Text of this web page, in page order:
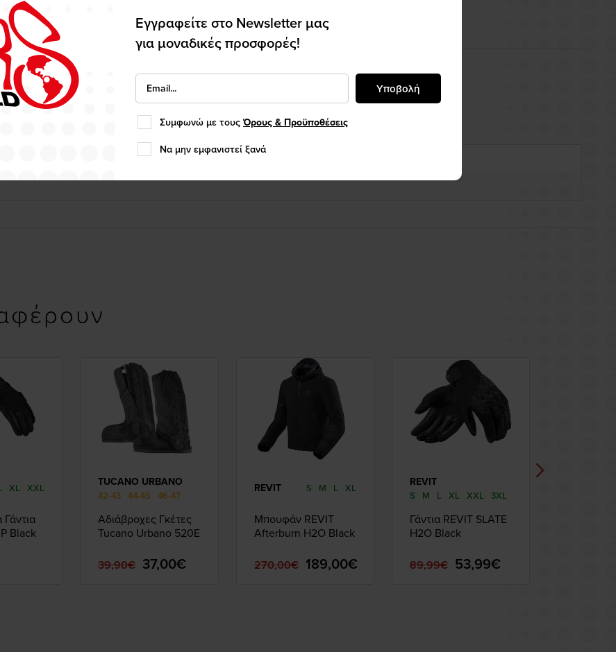
XL XXL
Γάντια
Black
TUCANO URBANO
42-43 44-45 46-47
Αδιάβροχες Γκέτες
Tucano Urbano 520E
39,90€ 37,00€
REVIT S M L XL
Μπουφάν REVIT
Afterburn H2O Black
270,00€ 189,00€
REVIT
S M L XL XXL 3XL
Γάντια REVIT SLATE
H2Ο Black
89,99€ 53,99€
Εγγραφείτε στο Newsletter μας
για μοναδικές προσφορές!
Υποβολή
Συμφωνώ με τους Όρους & Προϋποθέσεις
Να μην εμφανιστεί ξανά